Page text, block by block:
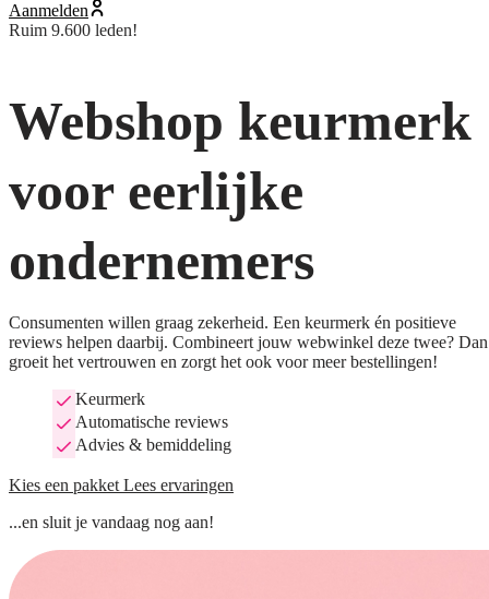
Aanmelden
Ruim 9.600 leden!
Webshop keurmerk
voor eerlijke
ondernemers
Consumenten willen graag zekerheid. Een keurmerk én positieve
reviews helpen daarbij. Combineert jouw webwinkel deze twee? Dan
groeit het vertrouwen en zorgt het ook voor meer bestellingen!
Keurmerk
Automatische reviews
Advies & bemiddeling
Kies een pakket Lees ervaringen
...en sluit je vandaag nog aan!